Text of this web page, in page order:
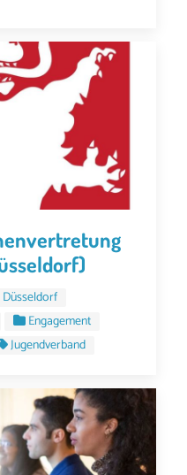
Engagement
Jugendverband